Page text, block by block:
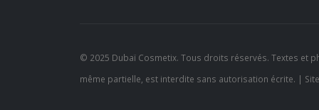
© 2025 Dubaï Cosmetix. Tous droits réservés. Textes et
même partielle, est interdite sans autorisation écrite. |